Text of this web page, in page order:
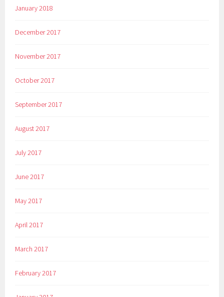
January 2018
December 2017
November 2017
October 2017
September 2017
August 2017
July 2017
June 2017
May 2017
April 2017
March 2017
February 2017